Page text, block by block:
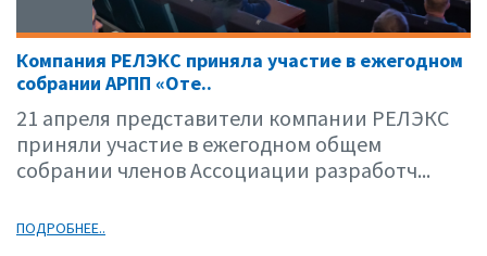
Компания РЕЛЭКС приняла участие в ежегодном
собрании АРПП «Оте..
21 апреля представители компании РЕЛЭКС
приняли участие в ежегодном общем
собрании членов Ассоциации разработч...
ПОДРОБНЕЕ..